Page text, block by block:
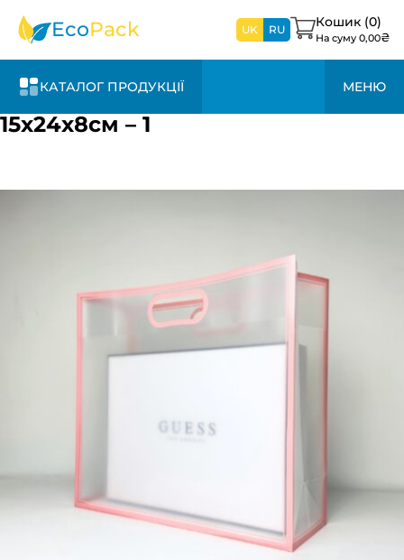
часом
EcoPack UK RU Кошик (0)
На суму 0,00₴
КАТАЛОГ ПРОДУКЦІЇ МЕНЮ
15х24х8см – 1